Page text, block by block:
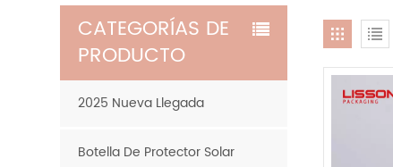
CATEGORÍAS DE
PRODUCTO
2025 Nueva Llegada
Botella De Protector Solar